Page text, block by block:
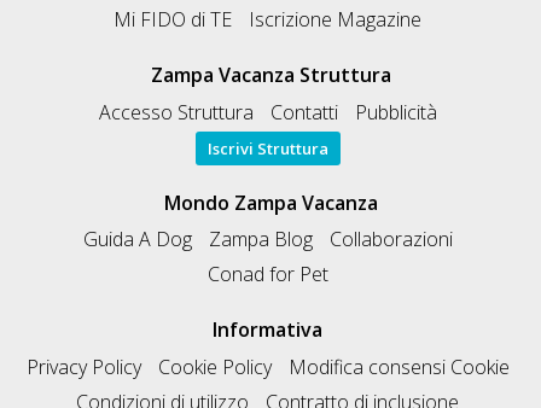
Mi FIDO di TE
Iscrizione Magazine
Zampa Vacanza Struttura
Accesso Struttura
Contatti Pubblicità
Iscrivi Struttura
Mondo Zampa Vacanza
Guida A Dog
Zampa Blog
Collaborazioni
Conad for Pet
Informativa
Privacy Policy
Cookie Policy
Modifica consensi Cookie
Condizioni di utilizzo
Contratto di inclusione